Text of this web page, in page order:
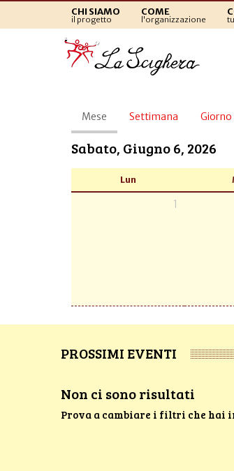
CHI SIAMO
il progetto
COME
l'organizzazione
Schede
primarie
Mese (scheda
attiva)
Settimana Giorno
Sabato, Giugno 6, 2026
Lun
1
PROSSIMI EVENTI
Non ci sono risultati
Prova a cambiare i filtri che hai